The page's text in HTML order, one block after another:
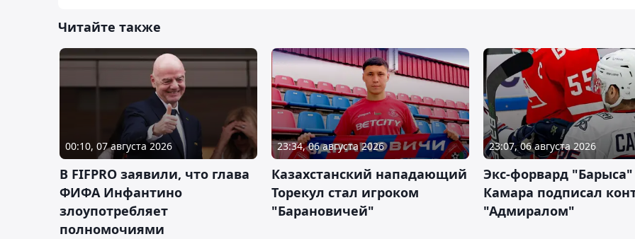
Читайте также
00:10, 07 августа 2026
В FIFPRO заявили, что глава
ФИФА Инфантино
злоупотребляет
полномочиями
23:34, 06 августа 2026
Казахстанский нападающий
Торекул стал игроком
"Барановичей"
23:07, 06 августа 2026
Экс-форвард "Барыса"
Камара подписал
"Адмиралом"